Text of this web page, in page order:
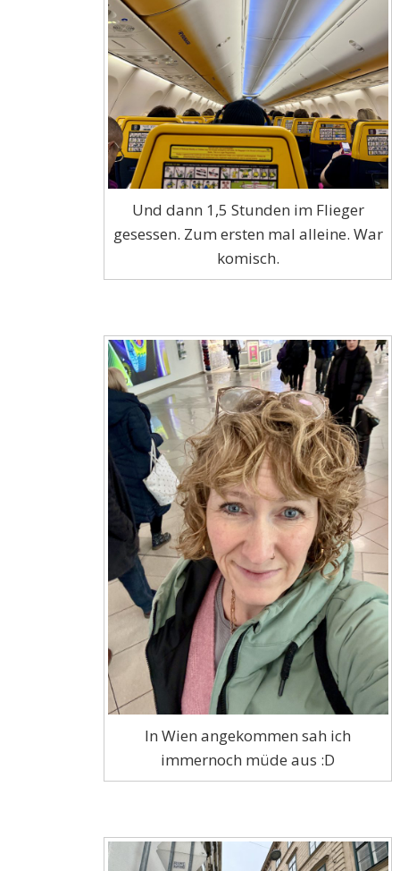
Und dann 1,5 Stunden im Flieger
gesessen. Zum ersten mal alleine. War
komisch.
In Wien angekommen sah ich
immernoch müde aus :D